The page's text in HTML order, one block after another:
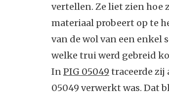
vertellen. Ze liet zien hoe
materiaal probeert op te
van de wol van een enkel
welke trui werd gebreid
InPIG 05049 traceerde
05049 verwerkt was. Dat